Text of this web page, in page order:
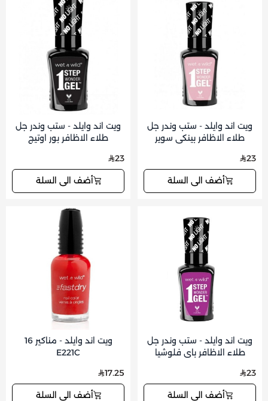
ويت اند وايلد - ستب وندر جل
طلاء الاظافر بينكي سوير
23
أضف الى السلة
ويت اند وايلد - ستب وندر جل
طلاء الاظافر بور اوتيج
23
أضف الى السلة
ويت اند وايلد - ستب وندر جل
طلاء الاظافر باي فلوشيا
23
أضف الى السلة
ويت اند وايلد - مناكير 16
E221C
17.25
أضف الى السلة